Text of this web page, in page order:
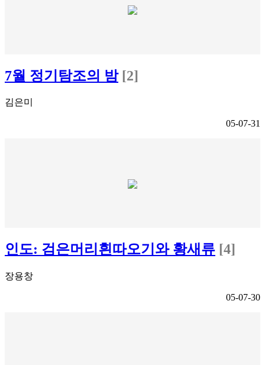
7월 정기탐조의 밤 [2]
김은미
05-07-31
인도: 검은머리흰따오기와 황새류 [4]
장용창
05-07-30